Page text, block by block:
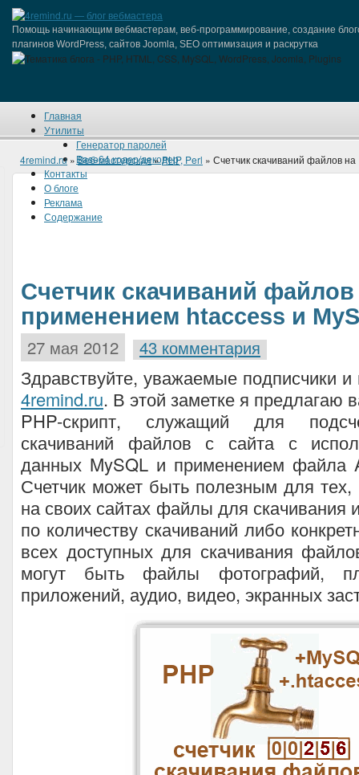
Помощь начинающим вебмастерам, веб-программирование, создание
плагинов WordPress, сайтов Joomla, SEO оптимизация и раскрутка
Главная
Утилиты
Генератор паролей
Base64 кодер/декодер
Контакты
О блоге
Реклама
Содержание
4remind.ru »Веб-мастерская»PHP, Perl » Счетчик скачиваний файлов
Счетчик скачиваний файлов
применением htaccess и
27 мая 2012 43 комментария
Здравствуйте, уважаемые подписчики и
4remind.ru. В этой заметке я
PHP-скрипт, служащий для
скачиваний файлов с сайта с
данных MySQL и применением файла
Счетчик может быть полезным для тех,
на своих сайтах файлы для скачивания
по количеству скачиваний либо
всех доступных для скачивания
могут быть файлы фотографий,
приложений, аудио, видео, экранных